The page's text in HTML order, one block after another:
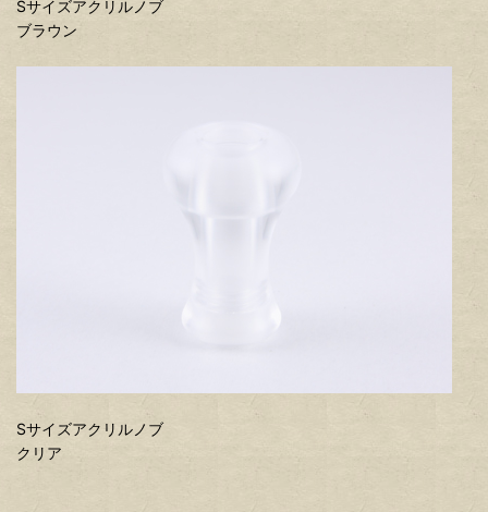
Sサイズアクリルノブ
ブラウン
Sサイズアクリルノブ
クリア